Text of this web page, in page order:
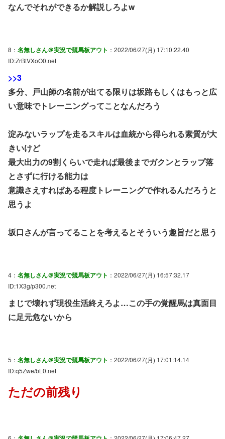
なんでそれができるか解説しろよw
8： 名無しさん＠実況で競馬板アウト ：2022/06/27(月) 17:10:22.40
ID:ZrBtVXoO0.net
>>3
多分、戸山師の名前が出てる限りは坂路もしくはもっと広
い意味でトレーニングってことなんだろう
淀みないラップを走るスキルは血統から得られる素質が大
きいけど
最大出力の9割くらいで走れば最後までガクンとラップ落
とさずに行ける能力は
意識さえすればある程度トレーニングで作れるんだろうと
思うよ
坂口さんが言ってることを考えるとそういう趣旨だと思う
4： 名無しさん＠実況で競馬板アウト ：2022/06/27(月) 16:57:32.17
ID:1X3g/p300.net
まじで壊れず現役生活終えろよ…この手の覚醒馬は真面目
に足元危ないから
5： 名無しさん＠実況で競馬板アウト ：2022/06/27(月) 17:01:14.14
ID:q5Zwe/bL0.net
ただの前残り